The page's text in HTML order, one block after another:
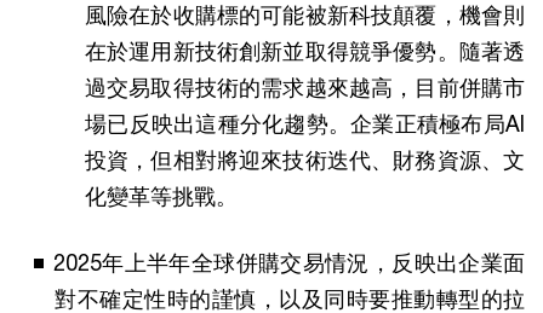
風險在於收購標的可能被新科技顛覆，機會則
在於運用新技術創新並取得競爭優勢。隨著透
過交易取得技術的需求越來越高，目前併購市
場已反映出這種分化趨勢。企業正積極布局AI
投資，但相對將迎來技術迭代、財務資源、文
化變革等挑戰。
2025年上半年全球併購交易情況，反映出企業面
對不確定性時的謹慎，以及同時要推動轉型的拉